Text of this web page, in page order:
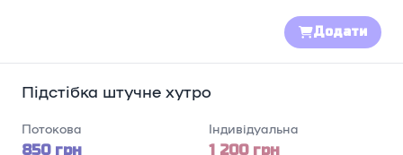
Додати
Підстібка штучне хутро
Потокова
850 грн
Індивідуальна
1 200 грн